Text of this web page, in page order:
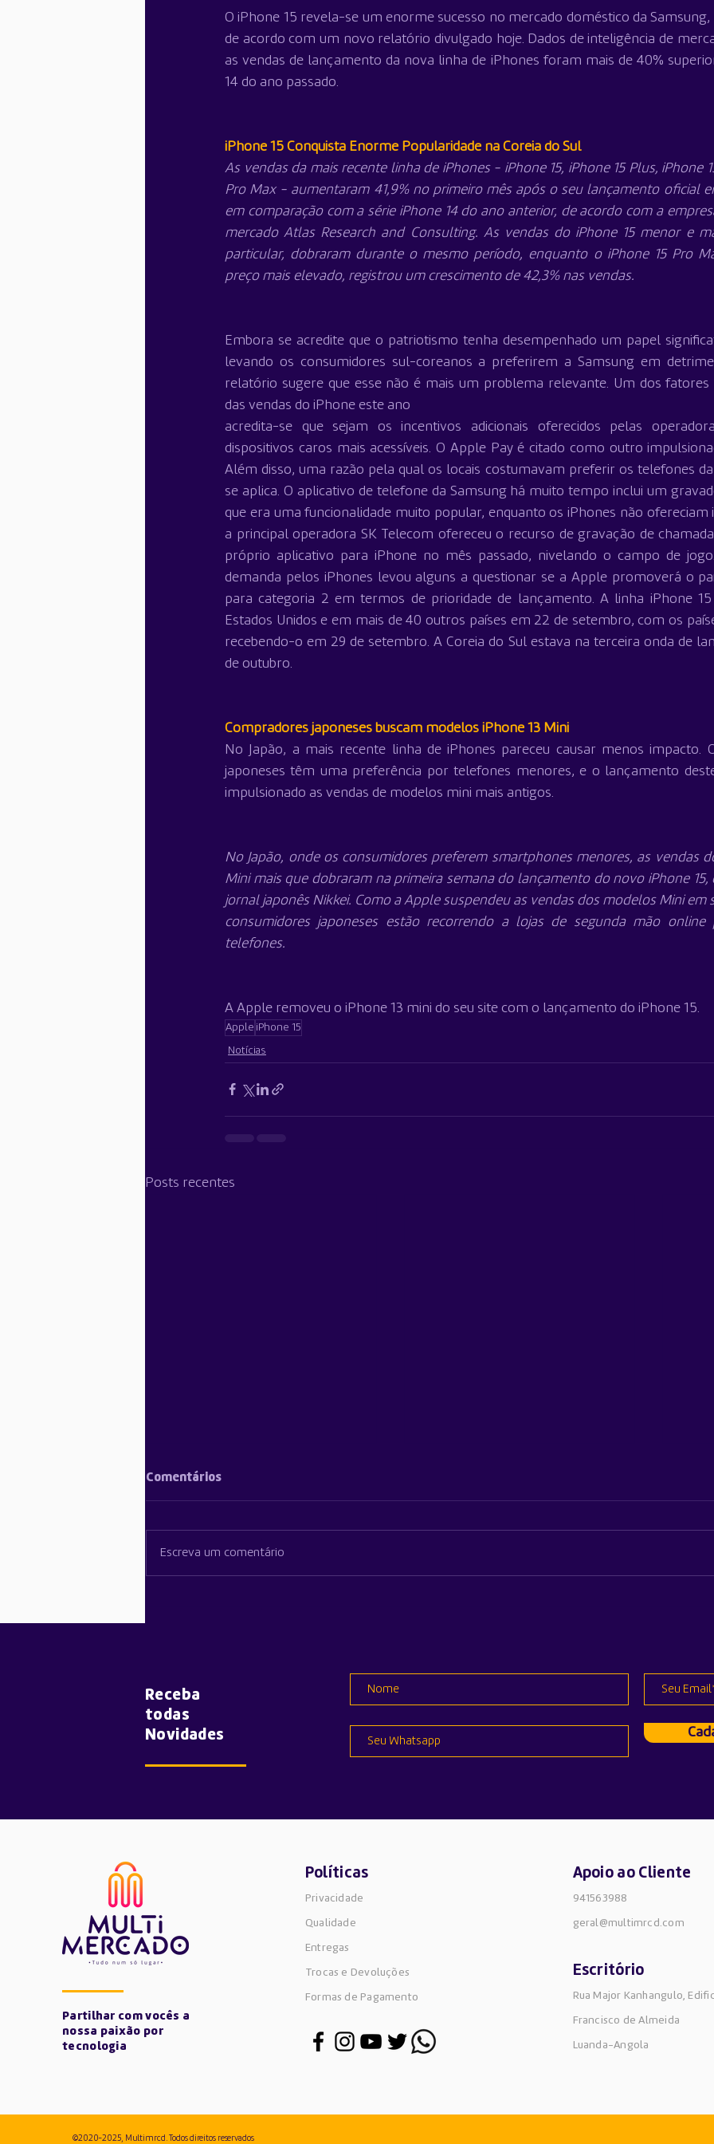
O iPhone 15 revela-se um enorme sucesso no mercado doméstico da Samsung,
de acordo com um novo relatório divulgado hoje. Dados de inteligência de
as vendas de lançamento da nova linha de iPhones foram mais de 40%
14 do ano passado.
iPhone 15 Conquista Enorme Popularidade na Coreia do Sul
As vendas da mais recente linha de iPhones - iPhone 15, iPhone 15 Plus, iPhone
Pro Max - aumentaram 41,9% no primeiro mês após o seu lançamento oficial
em comparação com a série iPhone 14 do ano anterior, de acordo com a
mercado Atlas Research and Consulting. As vendas do iPhone 15 menor e
particular, dobraram durante o mesmo período, enquanto o iPhone 15 Pro
preço mais elevado, registrou um crescimento de 42,3% nas vendas.
Embora se acredite que o patriotismo tenha desempenhado um papel
levando os consumidores sul-coreanos a preferirem a Samsung em
relatório sugere que esse não é mais um problema relevante. Um dos
das vendas do iPhone este ano
acredita-se que sejam os incentivos adicionais oferecidos pelas
dispositivos caros mais acessíveis. O Apple Pay é citado como outro
Além disso, uma razão pela qual os locais costumavam preferir os telefones
se aplica. O aplicativo de telefone da Samsung há muito tempo inclui um
que era uma funcionalidade muito popular, enquanto os iPhones não ofereciam
a principal operadora SK Telecom ofereceu o recurso de gravação de
próprio aplicativo para iPhone no mês passado, nivelando o campo de
demanda pelos iPhones levou alguns a questionar se a Apple promoverá o
para categoria 2 em termos de prioridade de lançamento. A linha iPhone
Estados Unidos e em mais de 40 outros países em 22 de setembro, com os
recebendo-o em 29 de setembro. A Coreia do Sul estava na terceira onda de
de outubro.
Compradores japoneses buscam modelos iPhone 13 Mini
No Japão, a mais recente linha de iPhones pareceu causar menos impacto.
japoneses têm uma preferência por telefones menores, e o lançamento
impulsionado as vendas de modelos mini mais antigos.
No Japão, onde os consumidores preferem smartphones menores, as vendas
Mini mais que dobraram na primeira semana do lançamento do novo iPhone
jornal japonês Nikkei. Como a Apple suspendeu as vendas dos modelos Mini em
consumidores japoneses estão recorrendo a lojas de segunda mão online
telefones.
A Apple removeu o iPhone 13 mini do seu site com o lançamento do iPhone 15.
Apple iPhone 15
Notícias
Posts recentes
Comentários
Escreva um comentário
Receba
todas
Novidades
Partilhar com vocês a
nossa paixão por
tecnologia
Políticas
Privacidade
Qualidade
Entregas
Trocas e Devoluções
Formas de Pagamento
Apoio ao Cliente
941563988
geral@multimrcd.com
Escritório
Rua Major Kanhangulo,
Francisco de Almeida
Luanda-Angola
©2020-2025, Multimrcd. Todos direitos reservados